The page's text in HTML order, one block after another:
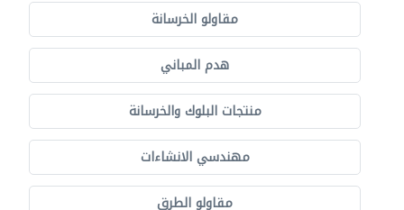
مقاولو الخرسانة
هدم المباني
منتجات البلوك والخرسانة
مهندسي الانشاءات
مقاولو الطرق